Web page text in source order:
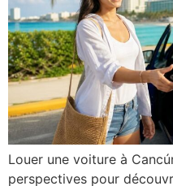
Louer une voiture à
perspectives pour